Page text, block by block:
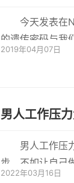
今天发表在
的遗传密码与我
10个遗传链接与
2019年04月07日
男人工作压
男人工作压
步，不如让自己
事，睡觉...
2022年03月16日